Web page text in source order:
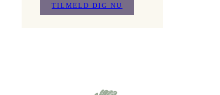
TILMELD DIG NU